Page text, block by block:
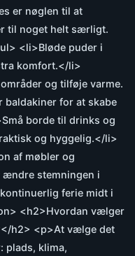
er nøglen til at
til noget helt særligt.
<li>Bløde puder i
komfort.</li>
og tilføje varme.
for at skabe
borde til drinks og
og hyggelig.</li>
af møbler og
ændre stemningen i
ferie midt i
<h2>Hvordan vælger
h2> <p>At vælge det
plads, klima,